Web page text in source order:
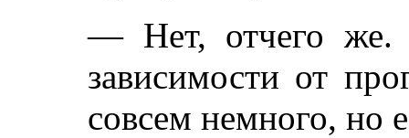
— Нет, отчего же.
зависимости от
совсем немного, но